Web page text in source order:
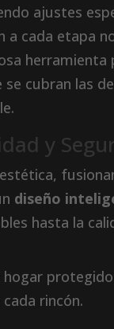
ajustes
cada etapa
cubran las
y
diseño
hasta la
rincón.